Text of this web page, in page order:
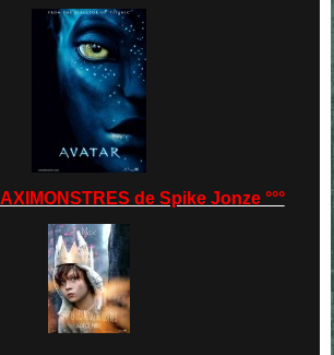
de Spike Jonze °°°